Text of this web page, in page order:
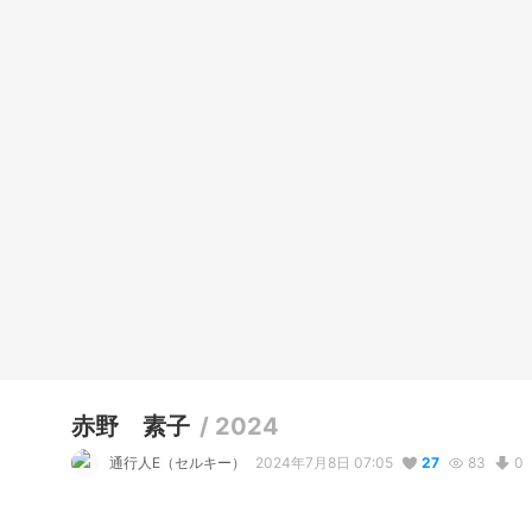
赤野 素子 / 2024
通行人E（セルキー） 2024年7月8日 07:05 27 83 0